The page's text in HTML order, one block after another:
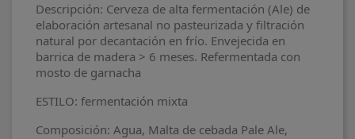
Descripción: Cerveza de alta fermentación (Ale) de
elaboración artesanal no pasteurizada y filtración
natural por decantación en frío. Envejecida en
barrica de madera > 6 meses. Refermentada con
mosto de garnacha
ESTILO: fermentación mixta
Composición: Agua, Malta de cebada Pale Ale,